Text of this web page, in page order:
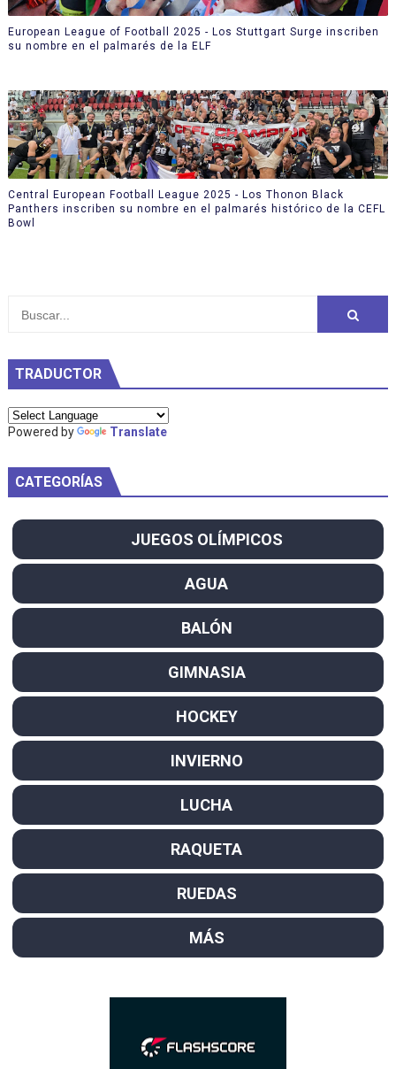
European League of Football 2025 - Los Stuttgart Surge inscriben
su nombre en el palmarés de la ELF
Central European Football League 2025 - Los Thonon Black
Panthers inscriben su nombre en el palmarés histórico de la CEFL
Bowl
TRADUCTOR
Powered by Translate
CATEGORÍAS
JUEGOS OLÍMPICOS
AGUA
BALÓN
GIMNASIA
HOCKEY
INVIERNO
LUCHA
RAQUETA
RUEDAS
MÁS